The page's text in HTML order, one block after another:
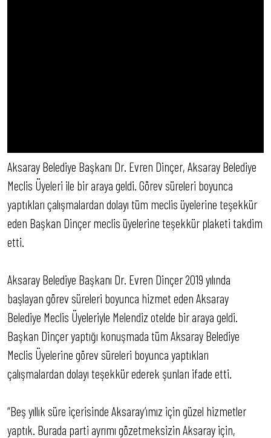
Aksaray Belediye Başkanı Dr. Evren Dinçer, Aksaray Belediye
Meclis Üyeleri ile bir araya geldi. Görev süreleri boyunca
yaptıkları çalışmalardan dolayı tüm meclis üyelerine teşekkür
eden Başkan Dinçer meclis üyelerine teşekkür plaketi takdim
etti.
Aksaray Belediye Başkanı Dr. Evren Dinçer 2019 yılında
başlayan görev süreleri boyunca hizmet eden Aksaray
Belediye Meclis Üyeleriyle Melendiz otelde bir araya geldi.
Başkan Dinçer yaptığı konuşmada tüm Aksaray Belediye
Meclis Üyelerine görev süreleri boyunca yaptıkları
çalışmalardan dolayı teşekkür ederek şunları ifade etti.
“Beş yıllık süre içerisinde Aksaray’ımız için güzel hizmetler
yaptık. Burada parti ayrımı gözetmeksizin Aksaray için,